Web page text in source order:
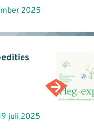
2025
juli 2025